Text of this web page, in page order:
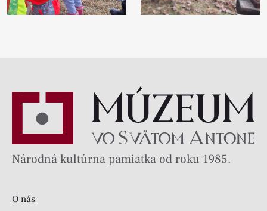
Národná kultúrna pamiatka od roku 1985.
O nás